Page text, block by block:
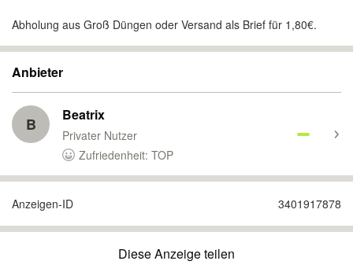
Abholung aus Groß Düngen oder Versand als Brief für 1,80€.
Anbieter
B Beatrix
Privater Nutzer
Zufriedenheit: TOP
Anzeigen-ID 3401917878
Diese Anzeige teilen